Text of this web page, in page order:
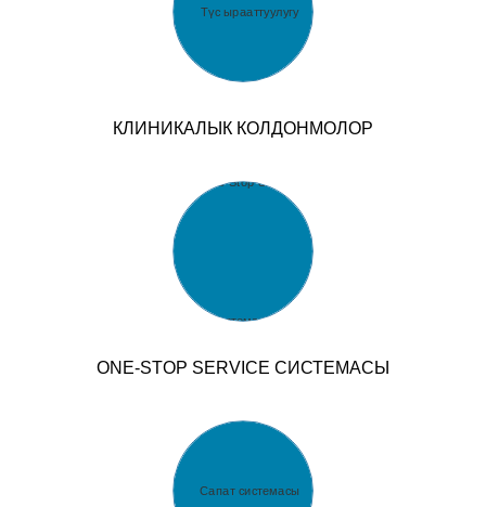
КЛИНИКАЛЫК КОЛДОНМОЛОР
ONE-STOP SERVICE СИСТЕМАСЫ